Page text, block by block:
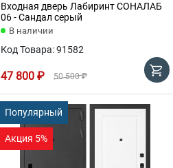
Входная дверь Лабиринт СОНАЛАБ
06 - Сандал серый
В наличии
Код Товара: 91582
47 800 ₽ 50 500 ₽
Популярный
Акция 5%